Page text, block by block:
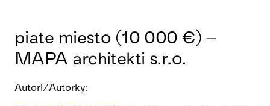
piate miesto (10 000 €) –
MAPA architekti s.r.o.
Autori/Autorky: